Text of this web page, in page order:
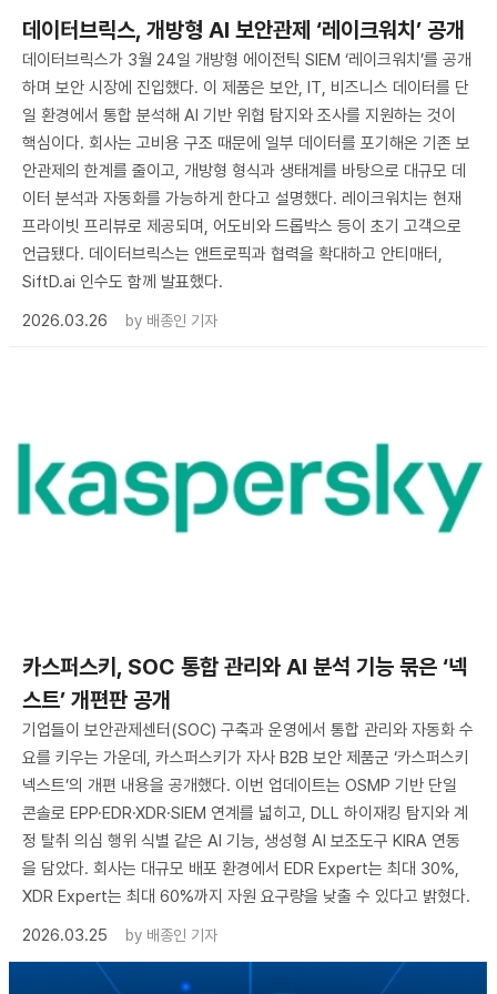
데이터브릭스, 개방형 AI 보안관제 ‘레이크워치’ 공개
데이터브릭스가 3월 24일 개방형 에이전틱 SIEM ‘레이크워치’를 공개
하며 보안 시장에 진입했다. 이 제품은 보안, IT, 비즈니스 데이터를 단
일 환경에서 통합 분석해 AI 기반 위협 탐지와 조사를 지원하는 것이
핵심이다. 회사는 고비용 구조 때문에 일부 데이터를 포기해온 기존 보
안관제의 한계를 줄이고, 개방형 형식과 생태계를 바탕으로 대규모 데
이터 분석과 자동화를 가능하게 한다고 설명했다. 레이크워치는 현재
프라이빗 프리뷰로 제공되며, 어도비와 드롭박스 등이 초기 고객으로
언급됐다. 데이터브릭스는 앤트로픽과 협력을 확대하고 안티매터,
SiftD.ai 인수도 함께 발표했다.
2026.03.26
by 배종인 기자
카스퍼스키, SOC 통합 관리와 AI 분석 기능 묶은 ‘넥
스트’ 개편판 공개
기업들이 보안관제센터(SOC) 구축과 운영에서 통합 관리와 자동화 수
요를 키우는 가운데, 카스퍼스키가 자사 B2B 보안 제품군 ‘카스퍼스키
넥스트’의 개편 내용을 공개했다. 이번 업데이트는 OSMP 기반 단일
콘솔로 EPP·EDR·XDR·SIEM 연계를 넓히고, DLL 하이재킹 탐지와 계
정 탈취 의심 행위 식별 같은 AI 기능, 생성형 AI 보조도구 KIRA 연동
을 담았다. 회사는 대규모 배포 환경에서 EDR Expert는 최대 30%,
XDR Expert는 최대 60%까지 자원 요구량을 낮출 수 있다고 밝혔다.
2026.03.25
by 배종인 기자